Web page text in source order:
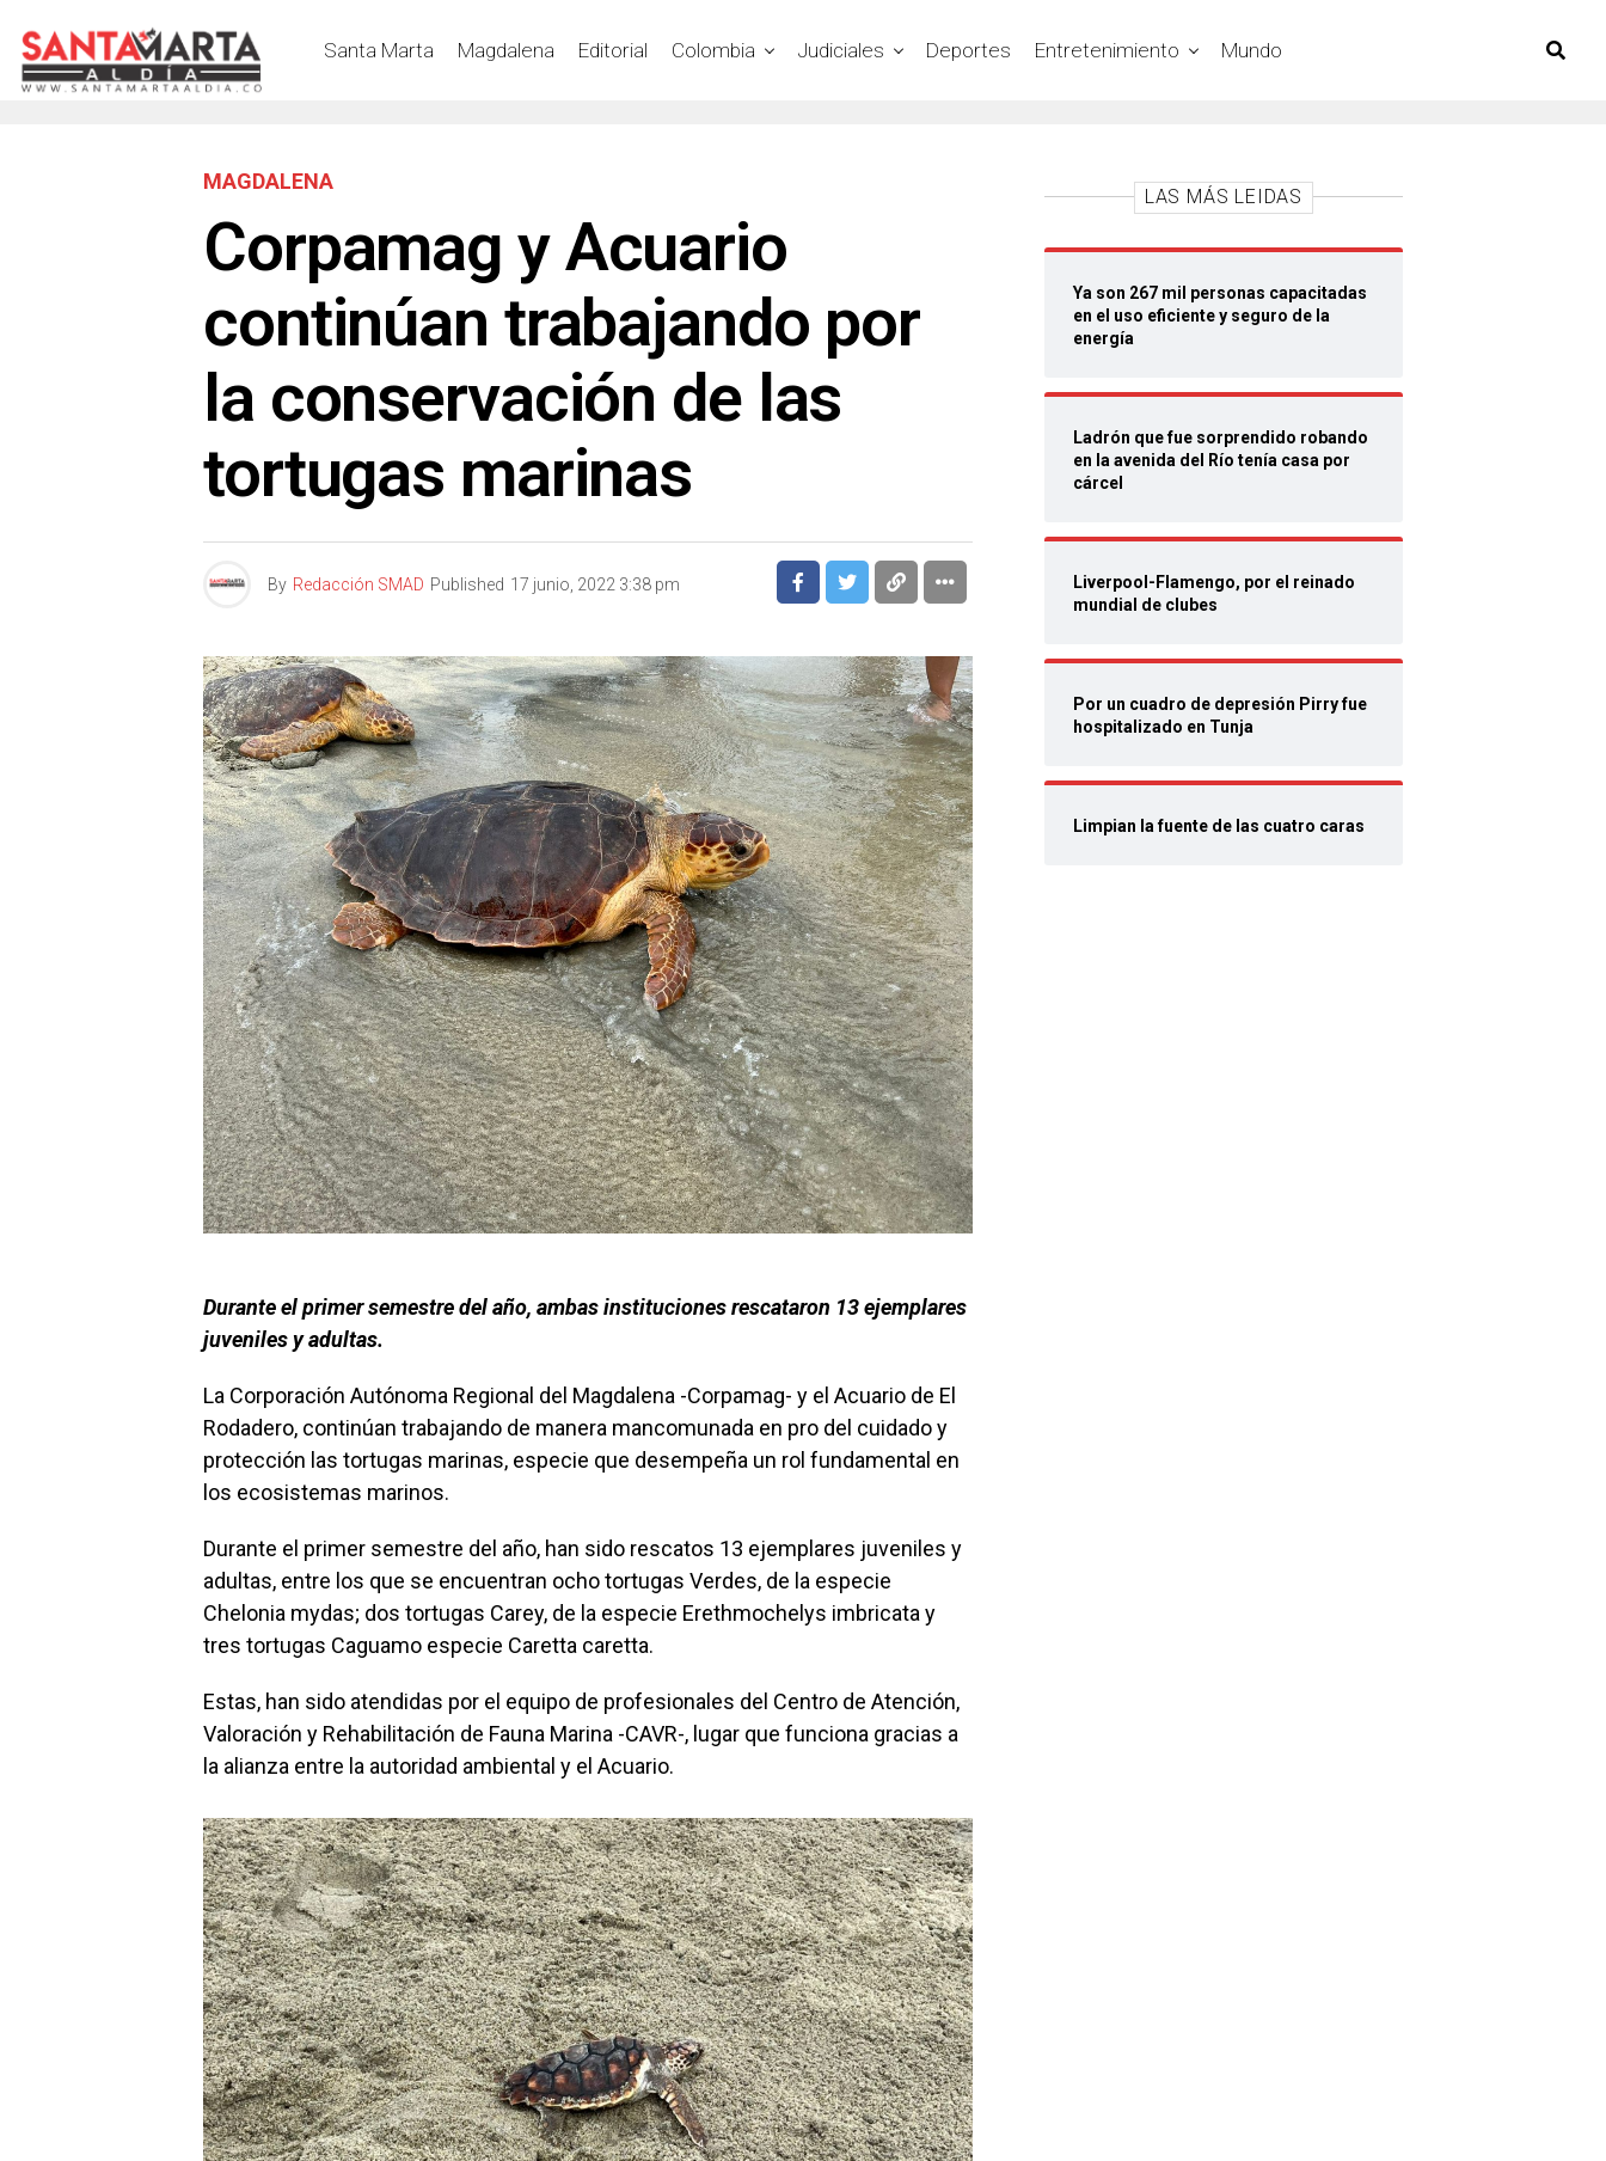
Santa Marta Magdalena Editorial Colombia Judiciales Deportes Entretenimiento Mundo
MAGDALENA
Corpamag y Acuario
continúan trabajando por
la conservación de las
tortugas marinas
By Redacción SMAD Published 17 junio, 2022 3:38 pm
Durante el primer semestre del año, ambas instituciones rescataron 13 ejemplares
juveniles y adultas.
La Corporación Autónoma Regional del Magdalena -Corpamag- y el Acuario de El
Rodadero, continúan trabajando de manera mancomunada en pro del cuidado y
protección las tortugas marinas, especie que desempeña un rol fundamental en
los ecosistemas marinos.
Durante el primer semestre del año, han sido rescatos 13 ejemplares juveniles y
adultas, entre los que se encuentran ocho tortugas Verdes, de la especie
Chelonia mydas; dos tortugas Carey, de la especie Erethmochelys imbricata y
tres tortugas Caguamo especie Caretta caretta.
Estas, han sido atendidas por el equipo de profesionales del Centro de Atención,
Valoración y Rehabilitación de Fauna Marina -CAVR-, lugar que funciona gracias a
la alianza entre la autoridad ambiental y el Acuario.
LAS MÁS LEIDAS
Ya son 267 mil personas capacitadas
en el uso eficiente y seguro de la
energía
Ladrón que fue sorprendido robando
en la avenida del Río tenía casa por
cárcel
Liverpool-Flamengo, por el reinado
mundial de clubes
Por un cuadro de depresión Pirry fue
hospitalizado en Tunja
Limpian la fuente de las cuatro caras